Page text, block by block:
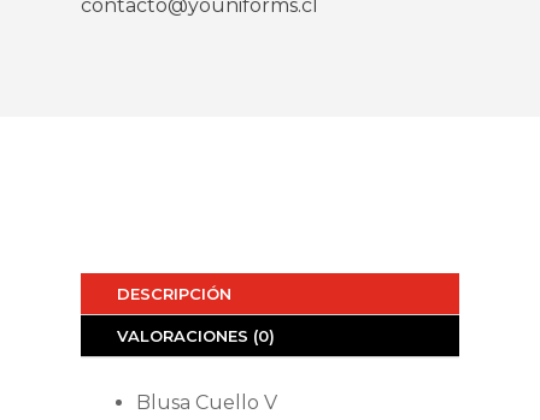
contacto@youniforms.cl
DESCRIPCIÓN
VALORACIONES (0)
Blusa Cuello V